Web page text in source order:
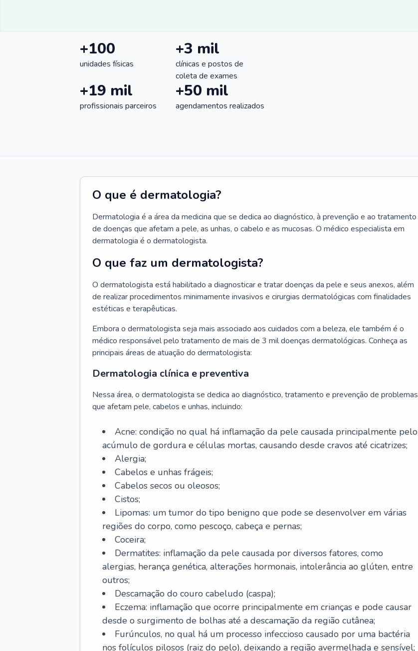
+100
unidades físicas
+3 mil
clínicas e postos de
coleta de exames
+19 mil
profissionais parceiros
+50 mil
agendamentos realizados
O que é dermatologia?
Dermatologia é a área da medicina que se dedica ao diagnóstico, à prevenção e ao tratamento
de doenças que afetam a pele, as unhas, o cabelo e as mucosas. O médico especialista em
dermatologia é o dermatologista.
O que faz um dermatologista?
O dermatologista está habilitado a diagnosticar e tratar doenças da pele e seus anexos, além
de realizar procedimentos minimamente invasivos e cirurgias dermatológicas com finalidades
estéticas e terapêuticas.
Embora o dermatologista seja mais associado aos cuidados com a beleza, ele também é o
médico responsável pelo tratamento de mais de 3 mil doenças dermatológicas. Conheça as
principais áreas de atuação do dermatologista:
Dermatologia clínica e preventiva
Nessa área, o dermatologista se dedica ao diagnóstico, tratamento e prevenção de problemas
que afetam pele, cabelos e unhas, incluindo:
Acne: condição no qual há inflamação da pele causada principalmente pelo
acúmulo de gordura e células mortas, causando desde cravos até cicatrizes;
Alergia;
Cabelos e unhas frágeis;
Cabelos secos ou oleosos;
Cistos;
Lipomas: um tumor do tipo benigno que pode se desenvolver em várias
regiões do corpo, como pescoço, cabeça e pernas;
Coceira;
Dermatites: inflamação da pele causada por diversos fatores, como
alergias, herança genética, alterações hormonais, intolerância ao glúten, entre
outros;
Descamação do couro cabeludo (caspa);
Eczema: inflamação que ocorre principalmente em crianças e pode causar
desde o surgimento de bolhas até a descamação da região cutânea;
Furúnculos, no qual há um processo infeccioso causado por uma bactéria
nos folículos pilosos (raiz do pelo), deixando a região avermelhada e sensível;